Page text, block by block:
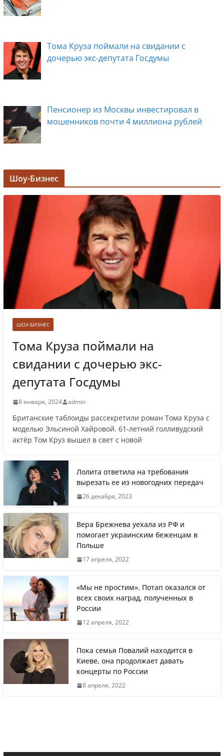
Тома Круза поймали на свидании с
дочерью экс-депутата Госдумы
Пенсионер из Москвы инвестировал в
мошенников почти 4 миллиона рублей
Задержана мэр Кургана Елена Ситникова, в
её кабинете прошли обыски
Лолита ответила на требования вырезать
ее из новогодних передач
Врач назвал самые вредные продукты для
Врачи рассказали о состоянии младенца,
которого бросили замерзать на остановке
Названы регионы России, где
продолжилась мобилизация
Что заявил многолетний друг Путина
Житель Швеции продал яхту и купил
Вера Брежнева уехала из РФ и помогает
Литва первой в Европе полностью
Шоу-Бизнес
ШОУ-БИЗНЕС
Тома Круза поймали на
свидании с дочерью экс-
депутата Госдумы
8 января, 2024 admin
Британские таблоиды рассекретили роман Тома Круза с
моделью Эльсиной Хайровой. 61-летний голливудский
актёр Том Круз вышел в свет с новой
Лолита ответила на требования
вырезать ее из новогодних передач
26 декабря, 2023
Вера Брежнева уехала из РФ и
помогает украинским беженцам в
Польше
17 апреля, 2022
«Мы не простим». Потап оказался от
всех своих наград, полученных в
России
12 апреля, 2022
Пока семья Повалий находится в
Киеве, она продолжает давать
концерты по России
8 апреля, 2022